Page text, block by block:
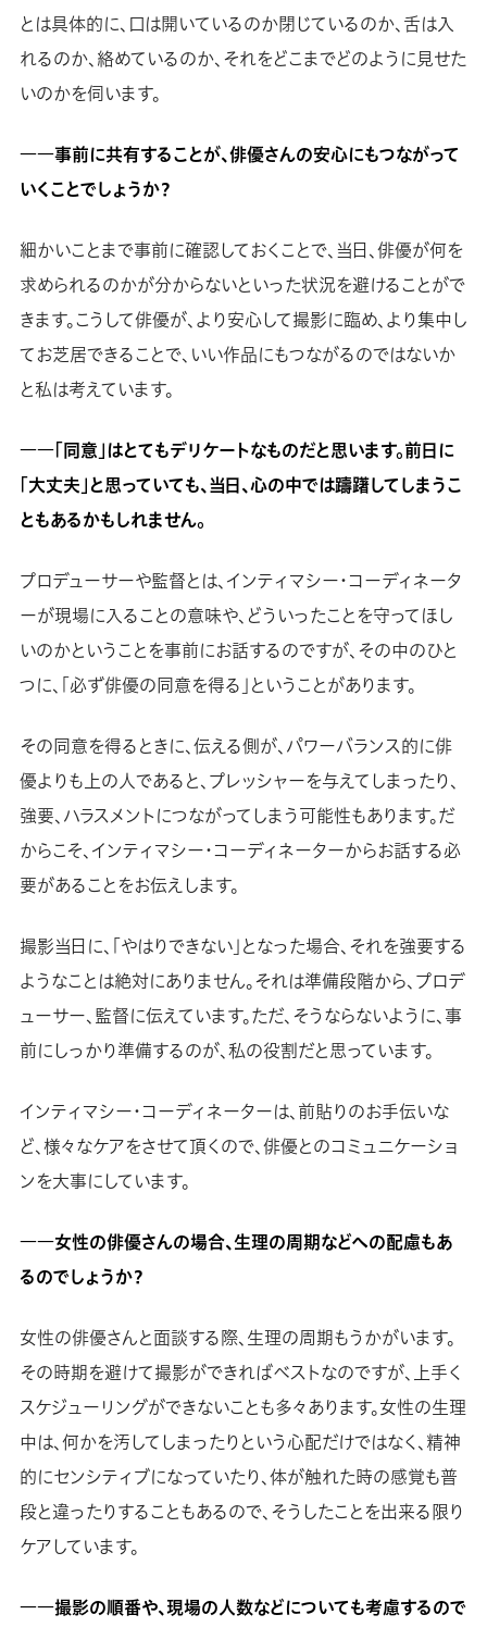
とは具体的に、口は開いているのか閉じているのか、舌は入
れるのか、絡めているのか、それをどこまでどのように見せた
いのかを伺います。
――事前に共有することが、俳優さんの安心にもつながって
いくことでしょうか？
細かいことまで事前に確認しておくことで、当日、俳優が何を
求められるのかが分からないといった状況を避けることがで
きます。こうして俳優が、より安心して撮影に臨め、より集中し
てお芝居できることで、いい作品にもつながるのではないか
と私は考えています。
――「同意」はとてもデリケートなものだと思います。前日に
「大丈夫」と思っていても、当日、心の中では躊躇してしまうこ
ともあるかもしれません。
プロデューサーや監督とは、インティマシー・コーディネータ
ーが現場に入ることの意味や、どういったことを守ってほし
いのかということを事前にお話するのですが、その中のひと
つに、「必ず俳優の同意を得る」ということがあります。
その同意を得るときに、伝える側が、パワーバランス的に俳
優よりも上の人であると、プレッシャーを与えてしまったり、
強要、ハラスメントにつながってしまう可能性もあります。だ
からこそ、インティマシー・コーディネーターからお話する必
要があることをお伝えします。
撮影当日に、「やはりできない」となった場合、それを強要する
ようなことは絶対にありません。それは準備段階から、プロデ
ューサー、監督に伝えています。ただ、そうならないように、事
前にしっかり準備するのが、私の役割だと思っています。
インティマシー・コーディネーターは、前貼りのお手伝いな
ど、様々なケアをさせて頂くので、俳優とのコミュニケーショ
ンを大事にしています。
――女性の俳優さんの場合、生理の周期などへの配慮もあ
るのでしょうか？
女性の俳優さんと面談する際、生理の周期もうかがいます。
その時期を避けて撮影ができればベストなのですが、上手く
スケジューリングができないことも多々あります。女性の生理
中は、何かを汚してしまったりという心配だけではなく、精神
的にセンシティブになっていたり、体が触れた時の感覚も普
段と違ったりすることもあるので、そうしたことを出来る限り
ケアしています。
――撮影の順番や、現場の人数などについても考慮するので